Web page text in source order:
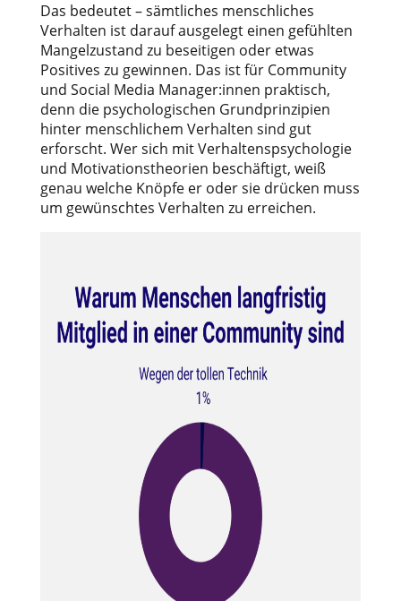
Das bedeutet – sämtliches menschliches
Verhalten ist darauf ausgelegt einen gefühlten
Mangelzustand zu beseitigen oder etwas
Positives zu gewinnen. Das ist für Community
und Social Media Manager:innen praktisch,
denn die psychologischen Grundprinzipien
hinter menschlichem Verhalten sind gut
erforscht. Wer sich mit Verhaltenspsychologie
und Motivationstheorien beschäftigt, weiß
genau welche Knöpfe er oder sie drücken muss
um gewünschtes Verhalten zu erreichen.